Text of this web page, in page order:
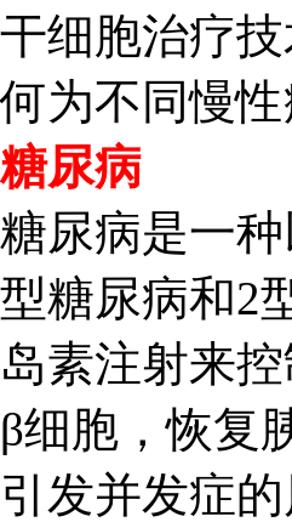
干细胞治疗
何为不同慢
糖尿病
糖尿病是一
型糖尿病和2
岛素注射来
β细胞，恢复
引发并发症